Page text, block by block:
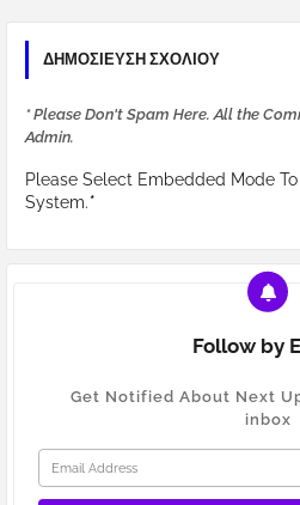
ΔΗΜΟΣΊΕΥΣΗ ΣΧΟΛΊΟΥ
* Please Don't Spam Here. All the
Admin.
Please Select Embedded Mode
System.*
Follow by
Get Notified About Next
inbox